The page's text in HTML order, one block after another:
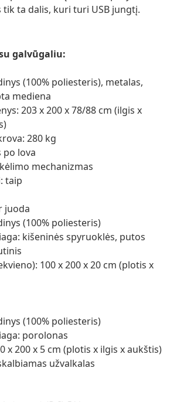
tik ta dalis, kuri turi USB jungtį.
galvūgaliu:
(100% poliesteris), metalas,
mediena
203 x 200 x 78/88 cm (ilgis x
280 kg
po lova
mechanizmas
taip
juoda
(100% poliesteris)
kišeninės spyruoklės, putos
100 x 200 x 20 cm (plotis x
(100% poliesteris)
porolonas
x 200 x 5 cm (plotis x ilgis x aukštis)
užvalkalas